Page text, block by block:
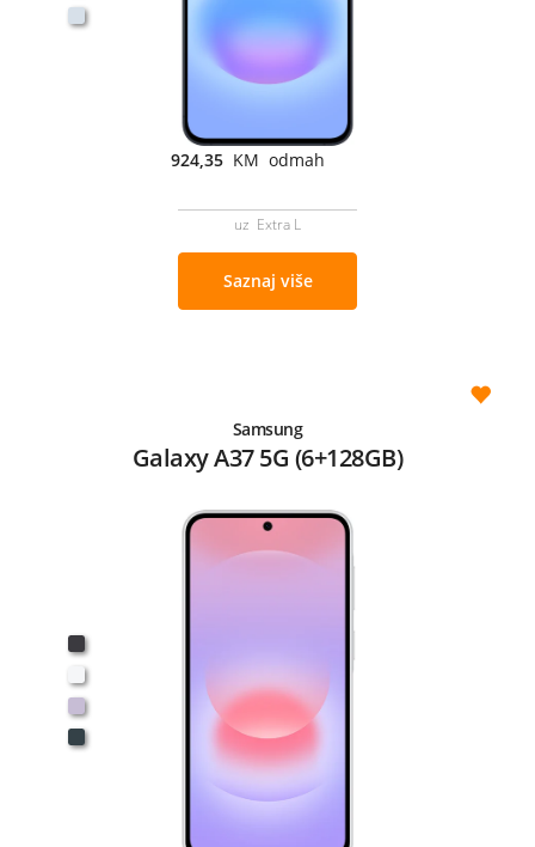
924,35 KM odmah
uz Extra L
Saznaj više
Samsung
Galaxy A37 5G (6+128GB)